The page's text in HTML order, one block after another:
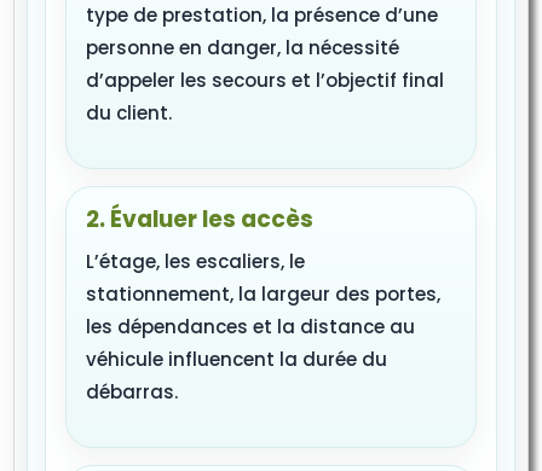
type de prestation, la présence d’une
personne en danger, la nécessité
d’appeler les secours et l’objectif final
du client.
2. Évaluer les accès
L’étage, les escaliers, le
stationnement, la largeur des portes,
les dépendances et la distance au
véhicule influencent la durée du
débarras.